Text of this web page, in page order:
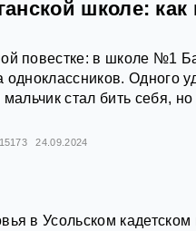
школе: как
повестке: в школе №1
Одного
стал бить себя, но
15173 24.09.2024
в Усольском